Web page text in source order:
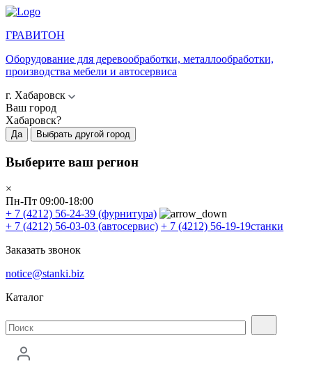
ГРАВИТОН
Оборудование для деревообработки, металлообработки,
производства мебели и автосервиса
г. Хабаровск
Ваш город
Хабаровск?
Да Выбрать другой город
Выберите ваш регион
×
Пн-Пт 09:00-18:00
+ 7 (4212) 56-24-39 (фурнитура)
+ 7 (4212) 56-03-03 (автосервис) + 7 (4212) 56-19-19станки
Заказать звонок
notice@stanki.biz
Каталог